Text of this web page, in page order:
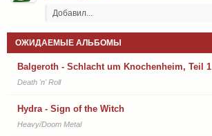
Добавил...
ОЖИДАЕМЫЕ АЛЬБОМЫ
Balgeroth - Schlacht um Knochenheim, Teil 1
Death 'n' Roll
Hydra - Sign of the Witch
Heavy/Doom Metal